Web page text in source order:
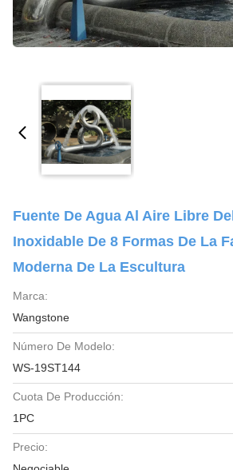
Fuente De Agua Al Aire Libre
Inoxidable De 8 Formas De La
Moderna De La Escultura
Marca:
Wangstone
Número De Modelo:
WS-19ST144
Cuota De Producción:
1PC
Precio: